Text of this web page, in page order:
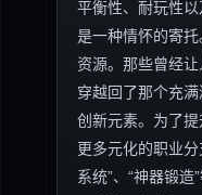
平衡性、耐玩性
是一种情怀的寄
资源。那些曾经
穿越回了那个充
创新元素。为了
更多元化的职业
系统”、“神器锻